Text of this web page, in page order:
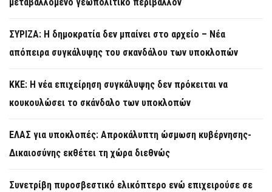
ΣΥΡΙΖΑ: Η δημοκρατία δεν μπαίνει στο αρχείο – Νέα
απόπειρα συγκάλυψης του σκανδάλου των υποκλοπών
KKE: Η νέα επιχείρηση συγκάλυψης δεν πρόκειται να
κουκουλώσει το σκάνδαλο των υποκλοπών
ΕΛΑΣ για υποκλοπές: Απροκάλυπτη ώσμωση κυβέρνησης-
Δικαιοσύνης εκθέτει τη χώρα διεθνώς
Συνετρίβη πυροσβεστικό ελικόπτερο ενώ επιχειρούσε σε